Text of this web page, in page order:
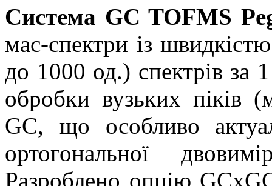
Система GC TOFMS
мас-спектри із
до 1000 од.) спектрів за
обробки вузьких
GC, що особливо
ортогональної
Разроблено опцію